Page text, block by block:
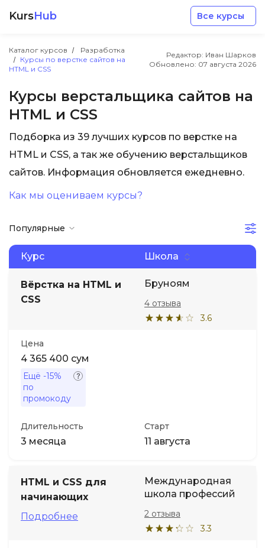
KursHub Все курсы
Каталог курсов
Разработка
Курсы по верстке сайтов на
HTML и CSS
Редактор: Иван Шарков
Обновлено: 07 августа 2026
Курсы верстальщика сайтов на
HTML и CSS
Подборка из 39 лучших курсов по верстке на
HTML и CSS, а так же обучению верстальщиков
сайтов. Информация обновляется ежедневно.
Как мы оцениваем курсы?
Популярные
Курс Школа
Вёрстка на HTML и
CSS
Бруноям
3.6
4 отзыва
Цена
4 365 400 сум
Ещё -15%
по
промокоду
Длительность
3 месяца
Старт
11 августа
HTML и CSS для
начинающих
Подробнее
Международная
школа профессий
3.3
2 отзыва
Маркетинг
Дизайн
Аналитика
Менеджмент
Иностранные языки
ДПО
Детям
Акции и промокоды